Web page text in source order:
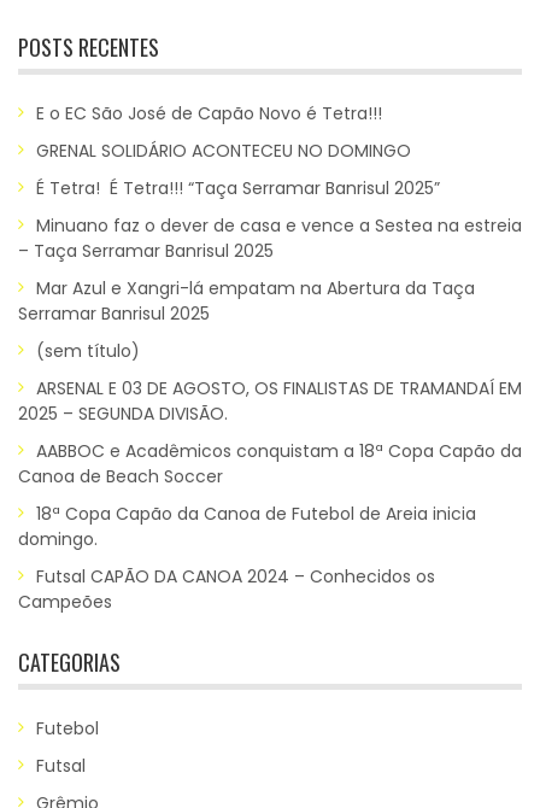
POSTS RECENTES
E o EC São José de Capão Novo é Tetra!!!
GRENAL SOLIDÁRIO ACONTECEU NO DOMINGO
É Tetra! É Tetra!!! “Taça Serramar Banrisul 2025”
Minuano faz o dever de casa e vence a Sestea na estreia
– Taça Serramar Banrisul 2025
Mar Azul e Xangri-lá empatam na Abertura da Taça
Serramar Banrisul 2025
(sem título)
ARSENAL E 03 DE AGOSTO, OS FINALISTAS DE TRAMANDAÍ EM
2025 – SEGUNDA DIVISÃO.
AABBOC e Acadêmicos conquistam a 18ª Copa Capão da
Canoa de Beach Soccer
18ª Copa Capão da Canoa de Futebol de Areia inicia
domingo.
Futsal CAPÃO DA CANOA 2024 – Conhecidos os
Campeões
CATEGORIAS
Futebol
Futsal
Grêmio